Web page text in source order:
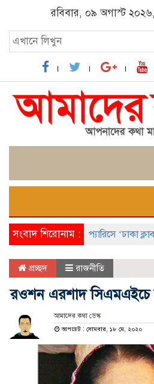
রবিবার, ০৯ অগাস্ট
সংবাদ শিরোনাম :প্যারিসে ‘ঢাকা ক্লাব
প্রচ্ছদ রাজনীতি
রওশন এরশাদ সিএমএইচে
আমাদের কথা ডেস্ক
আপডেট : সোমবার, ১৮ মে, ২০২০